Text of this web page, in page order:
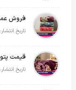
تاریخ انتشار: 2 آگوست 2026
تاریخ انتشار: 1 آگوست 2026